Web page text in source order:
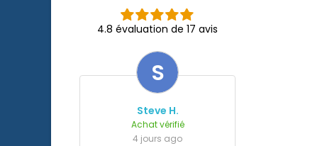
4.8 évaluation de 17 avis
S
Steve H.
Achat vérifié
4 jours ago